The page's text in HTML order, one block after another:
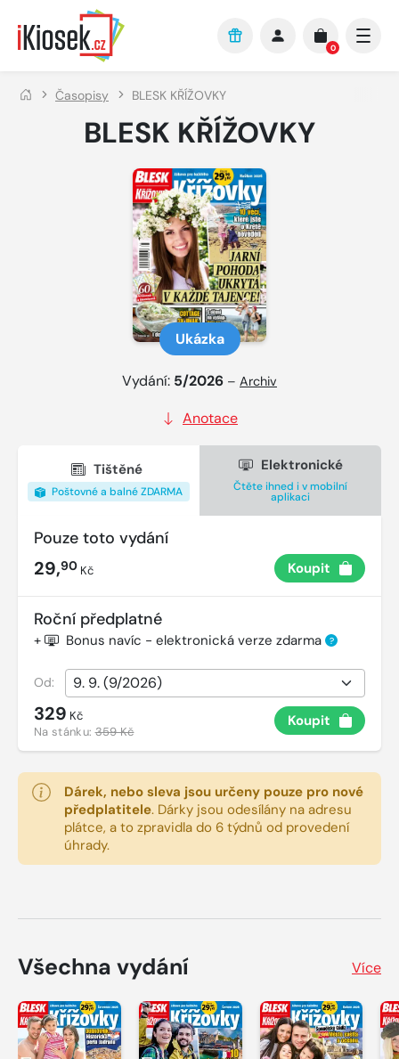
Přejít na hlavní obsah
0
Časopisy BLESK KŘÍŽOVKY
BLESK KŘÍŽOVKY
Ukázka
Vydání: 5/2026 – Archiv
Anotace
Tištěné
Poštovné a balné ZDARMA
Elektronické
Čtěte ihned i v mobilní
aplikaci
Pouze toto vydání
29,90 Kč Koupit
Roční předplatné
+ Bonus navíc - elektronická verze zdarma ?
Od:
329 Kč
Na stánku:359 Kč
Koupit
Dárek, nebo sleva jsou určeny pouze pro nové
předplatitele. Dárky jsou odesílány na adresu
plátce, a to zpravidla do 6 týdnů od provedení
úhrady.
Všechna vydání Více